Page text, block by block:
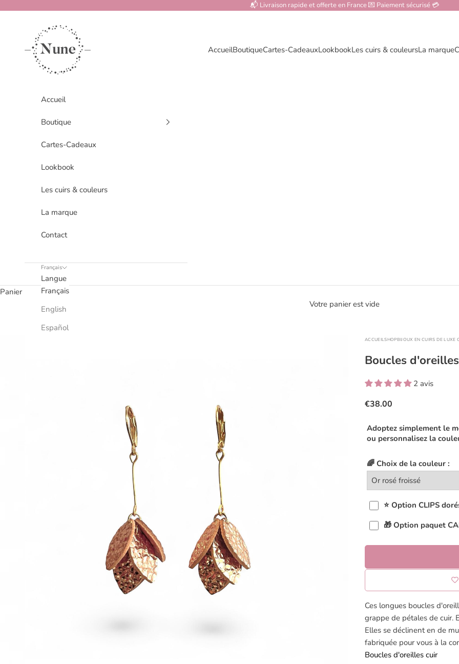
📬 Livraison rapide et offerte en France 💌 Paiement sécurisé 💳
www.nune.fr
AccueilBoutiqueCartes-CadeauxLookbookLes cuirs & couleursLa marque
Accueil
Boutique
Cartes-Cadeaux
Lookbook
Les cuirs & couleurs
La marque
Contact
Français
Langue
Français
English
Español
Panier
Votre panier est vide
ACCUEILSHOPBIJOUX EN CUIRS DE LUXE
Boucles
2 avis
€38.00
Adoptez simplement le
ou personnalisez la
🌈 Choix de la couleur :
⭐ Option CLIPS
🎁 Option paquet
Ces longues boucles
grappe de pétales de cuir.
Elles se déclinent en de
fabriquée pour vous à la
Boucles d'oreilles cuir